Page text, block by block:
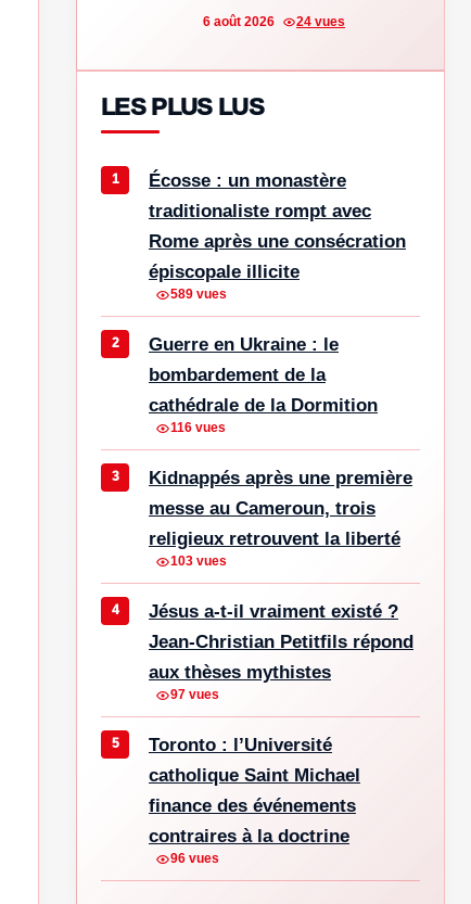
6 août 2026 24 vues
LES PLUS LUS
Écosse : un monastère
traditionaliste rompt avec
Rome après une consécration
épiscopale illicite
589 vues
Guerre en Ukraine : le
bombardement de la
cathédrale de la Dormition
116 vues
Kidnappés après une première
messe au Cameroun, trois
religieux retrouvent la liberté
103 vues
Jésus a-t-il vraiment existé ?
Jean-Christian Petitfils répond
aux thèses mythistes
97 vues
Toronto : l’Université
catholique Saint Michael
finance des événements
contraires à la doctrine
96 vues